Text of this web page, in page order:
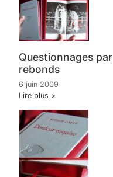
Questionnages par
rebonds
6 juin 2009
Lire plus